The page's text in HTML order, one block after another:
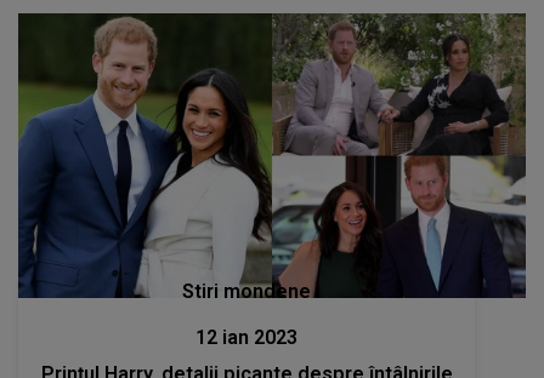
Stiri mondene
12 ian 2023